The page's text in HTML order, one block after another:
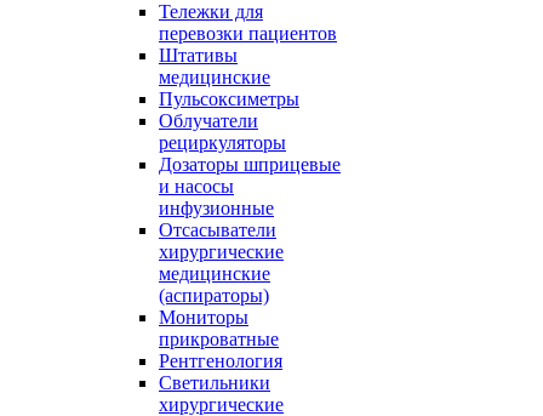
Тележки для
перевозки пациентов
Штативы
медицинские
Пульсоксиметры
Облучатели
рециркуляторы
Дозаторы шприцевые
и насосы
инфузионные
Отсасыватели
хирургические
медицинские
(аспираторы)
Мониторы
прикроватные
Рентгенология
Светильники
хирургические